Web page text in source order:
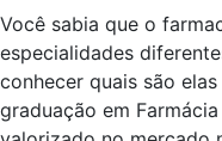
Você sabia que o
especialidades
conhecer quais são
graduação em